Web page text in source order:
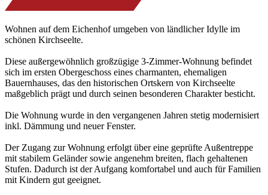
Wohnen auf dem Eichenhof umgeben von ländlicher Idylle im
schönen Kirchseelte.
Diese außergewöhnlich großzügige 3-Zimmer-Wohnung befindet
sich im ersten Obergeschoss eines charmanten, ehemaligen
Bauernhauses, das den historischen Ortskern von Kirchseelte
maßgeblich prägt und durch seinen besonderen Charakter besticht.
Die Wohnung wurde in den vergangenen Jahren stetig modernisiert
inkl. Dämmung und neuer Fenster.
Der Zugang zur Wohnung erfolgt über eine geprüfte Außentreppe
mit stabilem Geländer sowie angenehm breiten, flach gehaltenen
Stufen. Dadurch ist der Aufgang komfortabel und auch für Familien
mit Kindern gut geeignet.